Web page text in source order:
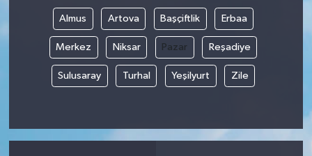
Almus Artova Başçiftlik Erbaa
Merkez Niksar Pazar Reşadiye
Sulusaray Turhal Yeşilyurt Zile